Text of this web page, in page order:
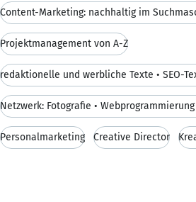
Projektmanagement von A-Z
redaktionelle und werbliche Texte • SEO-
Personalmarketing Creative Director